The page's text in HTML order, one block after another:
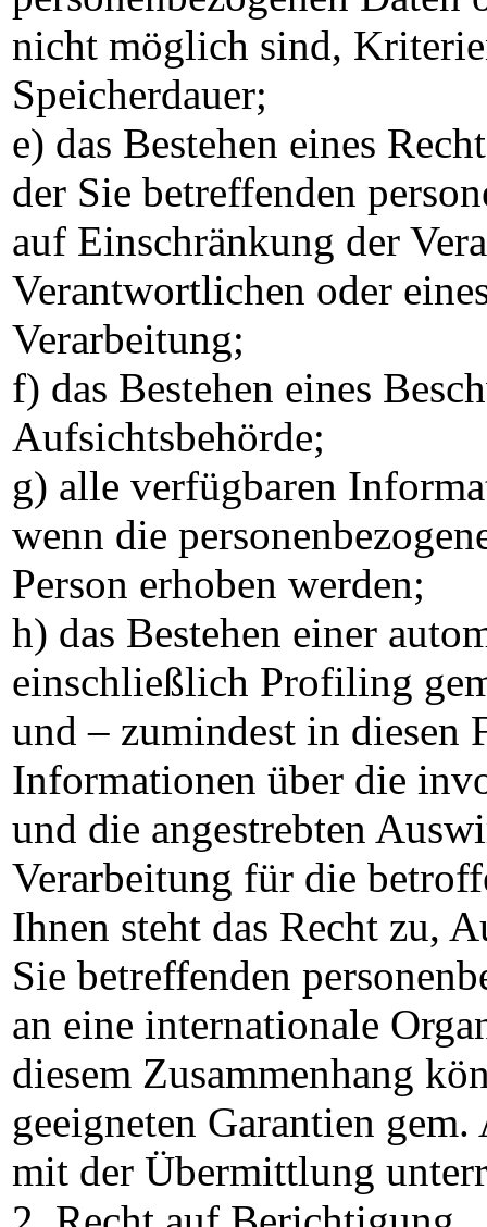
nicht möglich sind,
Speicherdauer;
e) das Bestehen eines
der Sie betreffenden
auf Einschränkung der
Verantwortlichen oder
Verarbeitung;
f) das Bestehen eines
Aufsichtsbehörde;
g) alle verfügbaren
wenn die
Person erhoben werden;
h) das Bestehen einer
einschließlich Profiling
und – zumindest in diesen
Informationen über die
und die angestrebten
Verarbeitung für die
Ihnen steht das Recht zu,
Sie betreffenden
an eine internationale
diesem Zusammenhang
geeigneten Garantien
mit der Übermittlung